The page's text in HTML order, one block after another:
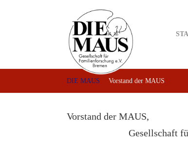
DIE MAUS Vorstand der MAUS
Vorstand der MAUS,
Gesellschaft